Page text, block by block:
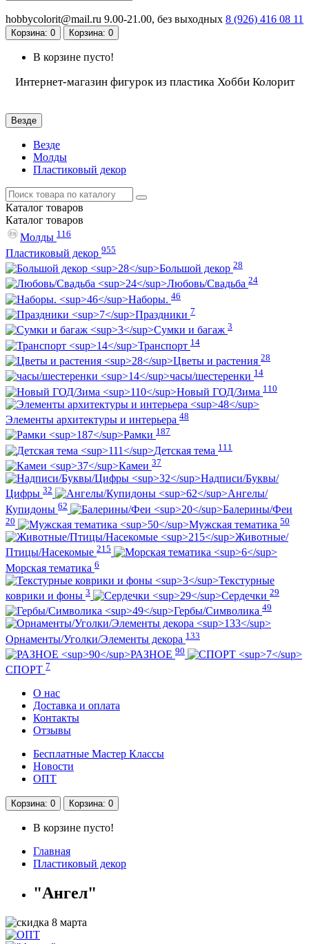
hobbycolorit@mail.ru 9.00-21.00, без выходных 8 (926) 416 08 11
Корзина: 0 Корзина: 0
В корзине пусто!
Интернет-магазин фигурок из пластика Хобби Колорит
Везде
Везде
Молды
Пластиковый декор
Каталог товаров
Каталог товаров
Молды 116
Пластиковый декор 955
Большой декор 28
Любовь/Cвадьба 24
Наборы. 46
Праздники 7
Сумки и багаж 3
Транспорт 14
Цветы и растения 28
часы/шестеренки 14
Новый ГОД/Зима 110
Элементы архитектуры и интерьера 48
Рамки 187
Детская тема 111
Камеи 37
Надписи/Буквы/
Цифры 32
Ангелы/
Купидоны 62 Балерины/Феи
20 Мужская тематика 50
Животные/
Птицы/Насекомые 215
Морская тематика 6
Текстурные
коврики и фоны 3 Сердечки 29
Гербы/Символика 49
Орнаменты/Уголки/Элементы декора 133
РАЗНОЕ 90
СПОРТ 7
О нас
Доставка и оплата
Контакты
Отзывы
Бесплатные Мастер Классы
Новости
ОПТ
Корзина: 0 Корзина: 0
В корзине пусто!
Главная
Пластиковый декор
"Ангел"